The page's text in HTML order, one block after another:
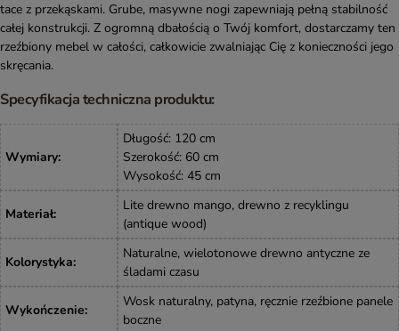
tace z przekąskami. Grube, masywne nogi zapewniają pełną stabilność
całej konstrukcji. Z ogromną dbałością o Twój komfort, dostarczamy ten
rzeźbiony mebel w całości, całkowicie zwalniając Cię z konieczności jego
skręcania.
Specyfikacja techniczna produktu:
Wymiary:
Długość: 120 cm
Szerokość: 60 cm
Wysokość: 45 cm
Materiał:
Lite drewno mango, drewno z recyklingu
(antique wood)
Kolorystyka:
Naturalne, wielotonowe drewno antyczne ze
śladami czasu
Wykończenie:
Wosk naturalny, patyna, ręcznie rzeźbione panele
boczne